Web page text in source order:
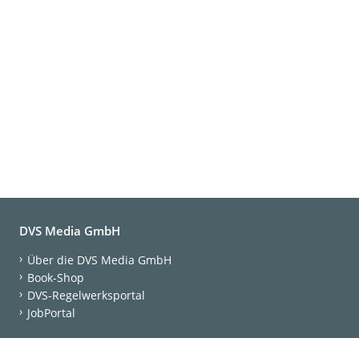
DVS Media GmbH
Über die DVS Media GmbH
Book-Shop
DVS-Regelwerksportal
JobPortal